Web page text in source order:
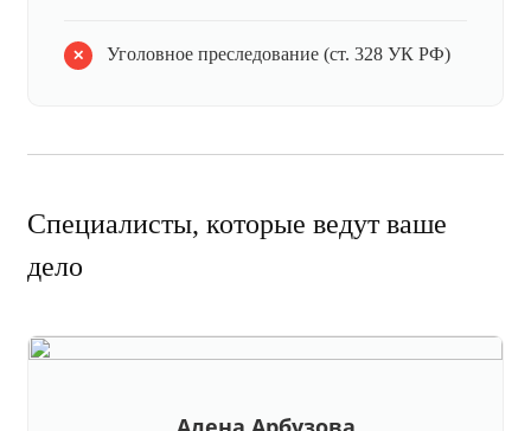
Уголовное преследование (ст. 328 УК РФ)
Специалисты, которые ведут ваше
дело